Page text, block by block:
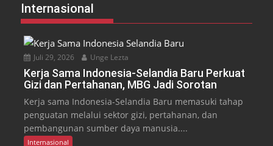
Internasional
Juli 29, 2026 Unge Lezta
Kerja Sama Indonesia-Selandia Baru Perkuat
Gizi dan Pertahanan, MBG Jadi Sorotan
Kerja sama Indonesia-Selandia Baru memasuki tahap
penguatan melalui sektor gizi, pertahanan, dan
pembangunan sumber daya manusia....
Internasional